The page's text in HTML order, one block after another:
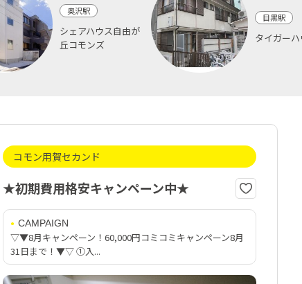
奥沢駅
シェアハウス自由が
丘コモンズ
目黒駅
タイガー
コモン用賀セカンド
★初期費用格安キャンペーン中★
CAMPAIGN
▽▼8月キャンペーン！60,000円コミコミキャンペーン8月
31日まで！▼▽ ①入...